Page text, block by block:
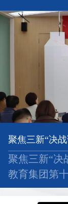
深研高考备考
深研高考备
开展高考备